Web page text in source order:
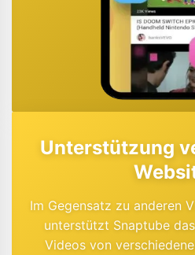
Unterstützung
Im Gegensatz zu anderen
unterstützt Snaptube
Videos von